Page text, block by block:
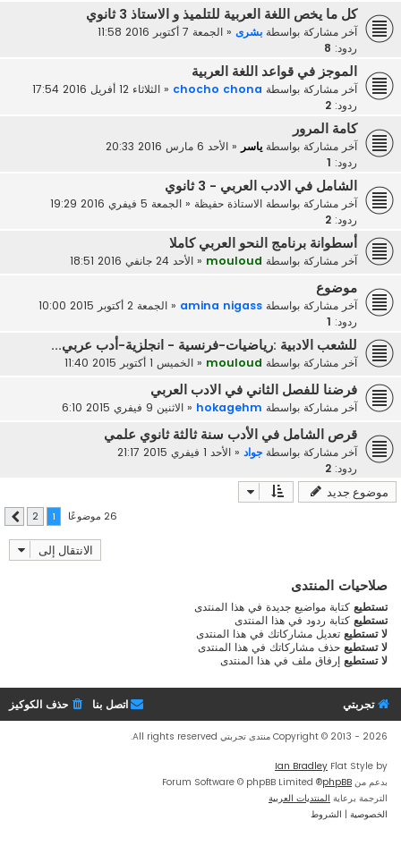
كل ما يخص اللغة العربية للتلميذ و الاستاذ 3 ثانوي
آخر مشاركة بواسطة بشرى« الجمعة 7 أكتوبر 2016 11:58
ردود: 8
الموجز في قواعد اللغة العربية
آخر مشاركة بواسطة chocho chona
« الثلاثاء 12 أفريل 2016 17:54
ردود: 2
كامة المرور
آخر مشاركة بواسطة ياسر« الأحد 6 مارس 2016 20:33
ردود:
الشامل في الادب العربي - 3 ثانوي
آخر مشاركة بواسطة الاستاذة حفيظة« الجمعة 5 فيفري 2016 19:29
ردود: 2
أسطوانة برنامج النحو العربي كاملا
آخر مشاركة بواسطة mouloud
« الأحد 24 جانفي 2016 18:51
موضوع
آخر مشاركة بواسطة amina nigass
« الجمعة 2 أكتوبر 2015 10:00
ردود:
للشعب الادبية :رياضيات-فرنسية - انجلزية-أدب عربي...
آخر مشاركة بواسطة mouloud
« الخميس 1 أكتوبر 2015 11:40
فرضنا للفصل الثاني في الادب العربي
آخر مشاركة بواسطة hokagehm
« الاثنين 9 فيفري 2015 6:10
قرص الشامل في الأدب سنة ثالثة ثانوي علمي
آخر مشاركة بواسطة جواد« الأحد 1 فيفري 2015 21:17
ردود: 2
موضوع جديد
26 موضوعًا 2 التالي
الانتقال إلى
صلاحيات المنتدى
تستطيعكتابة مواضيع جديدة في هذا المنتدى
تستطيعكتابة ردود في هذا المنتدى
لا تستطيعتعديل مشاركاتك في هذا المنتدى
لا تستطيعحذف مشاركاتك في هذا المنتدى
لا تستطيعإرفاق ملف في هذا المنتدى
تجربتي حذف الكوكيز اتصل بنا
Copyright © 2013 - 2026 منتدى تجربتي All rights reserved.
Flat Style by
Ian Bradley
بدعم منphpBB
® Forum Software © phpBB Limited
الترجمة برعايةالمنتديات العربية
الخصوصية| الشروط